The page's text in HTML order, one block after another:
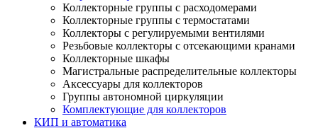
Коллекторные группы с расходомерами
Коллекторные группы с термостатами
Коллекторы с регулируемыми вентилями
Резьбовые коллекторы с отсекающими кранами
Коллекторные шкафы
Магистральные распределительные коллекторы
Аксессуары для коллекторов
Группы автономной циркуляции
Комплектующие для коллекторов
КИП и автоматика